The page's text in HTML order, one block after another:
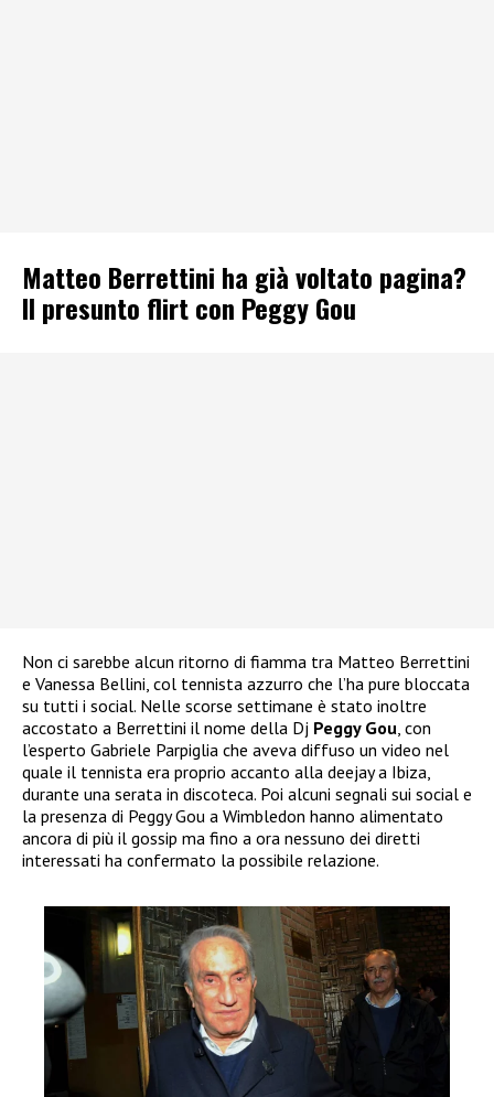
Matteo Berrettini ha già voltato pagina?
Il presunto flirt con Peggy Gou
Non ci sarebbe alcun ritorno di fiamma tra Matteo Berrettini
e Vanessa Bellini, col tennista azzurro che l’ha pure bloccata
su tutti i social. Nelle scorse settimane è stato inoltre
accostato a Berrettini il nome della Dj Peggy Gou , con
l’esperto Gabriele Parpiglia che aveva diffuso un video nel
quale il tennista era proprio accanto alla deejay a Ibiza,
durante una serata in discoteca. Poi alcuni segnali sui social e
la presenza di Peggy Gou a Wimbledon hanno alimentato
ancora di più il gossip ma fino a ora nessuno dei diretti
interessati ha confermato la possibile relazione.